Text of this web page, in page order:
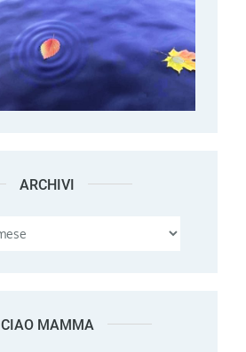
ARCHIVI Archivi
CIAO MAMMA